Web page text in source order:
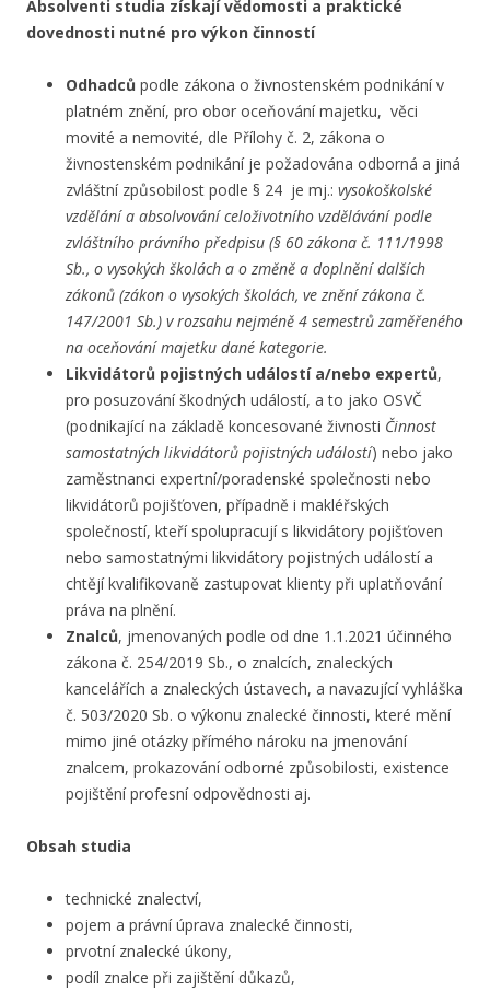
Absolventi studia získají vědomosti a praktické
dovednosti nutné pro výkon činností
Odhadců podle zákona o živnostenském podnikání v
platném znění, pro obor oceňování majetku, věci
movité a nemovité, dle Přílohy č. 2, zákona o
živnostenském podnikání je požadována odborná a jiná
zvláštní způsobilost podle § 24 je mj.: vysokoškolské
vzdělání a absolvování celoživotního vzdělávání podle
zvláštního právního předpisu (§ 60 zákona č. 111/1998
Sb., o vysokých školách a o změně a doplnění dalších
zákonů (zákon o vysokých školách, ve znění zákona č.
147/2001 Sb.) v rozsahu nejméně 4 semestrů zaměřeného
na oceňování majetku dané kategorie.
Likvidátorů pojistných událostí a/nebo expertů,
pro posuzování škodných událostí, a to jako OSVČ
(podnikající na základě koncesované živnosti Činnost
samostatných likvidátorů pojistných událostí) nebo jako
zaměstnanci expertní/poradenské společnosti nebo
likvidátorů pojišťoven, případně i makléřských
společností, kteří spolupracují s likvidátory pojišťoven
nebo samostatnými likvidátory pojistných událostí a
chtějí kvalifikovaně zastupovat klienty při uplatňování
práva na plnění.
Znalců, jmenovaných podle od dne 1.1.2021 účinného
zákona č. 254/2019 Sb., o znalcích, znaleckých
kancelářích a znaleckých ústavech, a navazující vyhláška
č. 503/2020 Sb. o výkonu znalecké činnosti, které mění
mimo jiné otázky přímého nároku na jmenování
znalcem, prokazování odborné způsobilosti, existence
pojištění profesní odpovědnosti aj.
Obsah studia
technické znalectví,
pojem a právní úprava znalecké činnosti,
prvotní znalecké úkony,
podíl znalce při zajištění důkazů,